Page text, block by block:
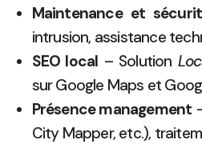
Maintenance et
intrusion, assistance
SEO local – Solution
sur Google Maps et
Présence management
City Mapper, etc.),